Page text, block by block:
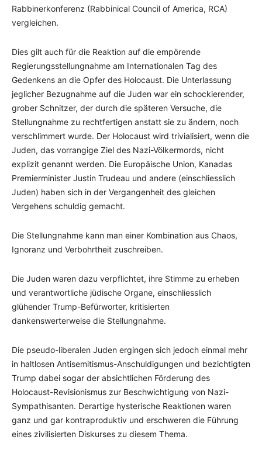
Rabbinerkonferenz (Rabbinical Council of America, RCA)
vergleichen.
Dies gilt auch für die Reaktion auf die empörende
Regierungsstellungnahme am Internationalen Tag des
Gedenkens an die Opfer des Holocaust. Die Unterlassung
jeglicher Bezugnahme auf die Juden war ein schockierender,
grober Schnitzer, der durch die späteren Versuche, die
Stellungnahme zu rechtfertigen anstatt sie zu ändern, noch
verschlimmert wurde. Der Holocaust wird trivialisiert, wenn die
Juden, das vorrangige Ziel des Nazi-Völkermords, nicht
explizit genannt werden. Die Europäische Union, Kanadas
Premierminister Justin Trudeau und andere (einschliesslich
Juden) haben sich in der Vergangenheit des gleichen
Vergehens schuldig gemacht.
Die Stellungnahme kann man einer Kombination aus Chaos,
Ignoranz und Verbohrtheit zuschreiben.
Die Juden waren dazu verpflichtet, ihre Stimme zu erheben
und verantwortliche jüdische Organe, einschliesslich
glühender Trump-Befürworter, kritisierten
dankenswerterweise die Stellungnahme.
Die pseudo-liberalen Juden ergingen sich jedoch einmal mehr
in haltlosen Antisemitismus-Anschuldigungen und bezichtigten
Trump dabei sogar der absichtlichen Förderung des
Holocaust-Revisionismus zur Beschwichtigung von Nazi-
Sympathisanten. Derartige hysterische Reaktionen waren
ganz und gar kontraproduktiv und erschweren die Führung
eines zivilisierten Diskurses zu diesem Thema.